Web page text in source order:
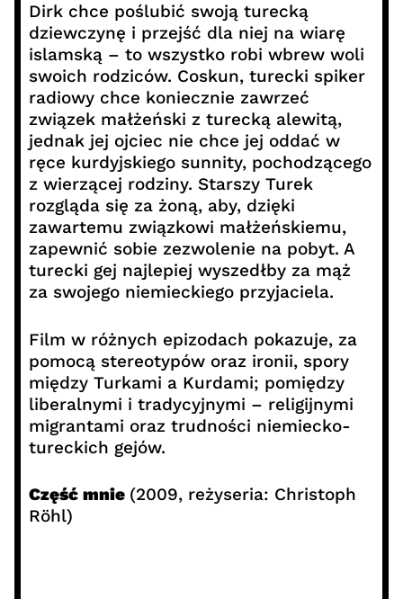
Dirk chce poślubić swoją turecką
dziewczynę i przejść dla niej na wiarę
islamską – to wszystko robi wbrew woli
swoich rodziców. Coskun, turecki spiker
radiowy chce koniecznie zawrzeć
związek małżeński z turecką alewitą,
jednak jej ojciec nie chce jej oddać w
ręce kurdyjskiego sunnity, pochodzącego
z wierzącej rodziny. Starszy Turek
rozgląda się za żoną, aby, dzięki
zawartemu związkowi małżeńskiemu,
zapewnić sobie zezwolenie na pobyt. A
turecki gej najlepiej wyszedłby za mąż
za swojego niemieckiego przyjaciela.
Film w różnych epizodach pokazuje, za
pomocą stereotypów oraz ironii, spory
między Turkami a Kurdami; pomiędzy
liberalnymi i tradycyjnymi – religijnymi
migrantami oraz trudności niemiecko-
tureckich gejów.
Część mnie (2009, reżyseria: Christoph
Röhl)